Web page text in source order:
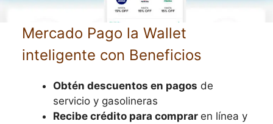
Mercado Pago la Wallet
inteligente con Beneficios
Obtén descuentos en pagos de
servicio y gasolineras
Recibe crédito para comprar en línea y